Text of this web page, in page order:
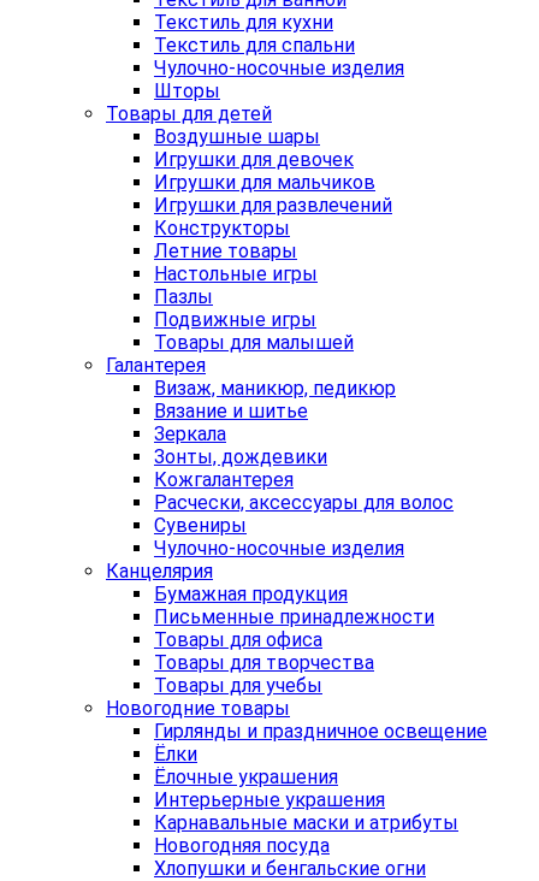
Текстиль для кухни
Текстиль для спальни
Чулочно-носочные изделия
Шторы
Товары для детей
Воздушные шары
Игрушки для девочек
Игрушки для мальчиков
Игрушки для развлечений
Конструкторы
Летние товары
Настольные игры
Пазлы
Подвижные игры
Товары для малышей
Галантерея
Визаж, маникюр, педикюр
Вязание и шитье
Зеркала
Зонты, дождевики
Кожгалантерея
Расчески, аксессуары для волос
Сувениры
Чулочно-носочные изделия
Канцелярия
Бумажная продукция
Письменные принадлежности
Товары для офиса
Товары для творчества
Товары для учебы
Новогодние товары
Гирлянды и праздничное освещение
Ёлки
Ёлочные украшения
Интерьерные украшения
Карнавальные маски и атрибуты
Новогодняя посуда
Хлопушки и бенгальские огни